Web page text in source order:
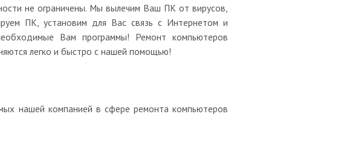
не ограничены. Мы вылечим Ваш ПК от вирусов,
ПК, установим для Вас связь с Интернетом и
Вам программы! Ремонт компьютеров
легко и быстро с нашей помощью!
нашей компанией в сфере ремонта компьютеров